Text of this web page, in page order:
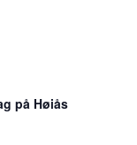
på Høiås